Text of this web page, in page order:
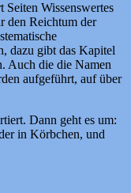
Wissenswertes
den Reichtum der
dazu gibt das Kapitel
Auch die die Namen
aufgeführt, auf über
Dann geht es um:
in Körbchen, und